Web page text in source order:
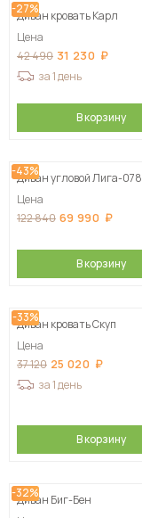
-27%
Диван кровать Карл
Цена
42 490 31 230
за 1 день
В корзину
-43%
Диван угловой Лига-078
Цена
122 840 69 990
В корзину
-33%
Диван кровать Скуп
Цена
37 120 25 020
за 1 день
В корзину
-32%
Диван Биг-Бен